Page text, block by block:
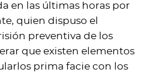
en las últimas horas por
quien dispuso el
preventiva de los
que existen elementos
prima facie con los